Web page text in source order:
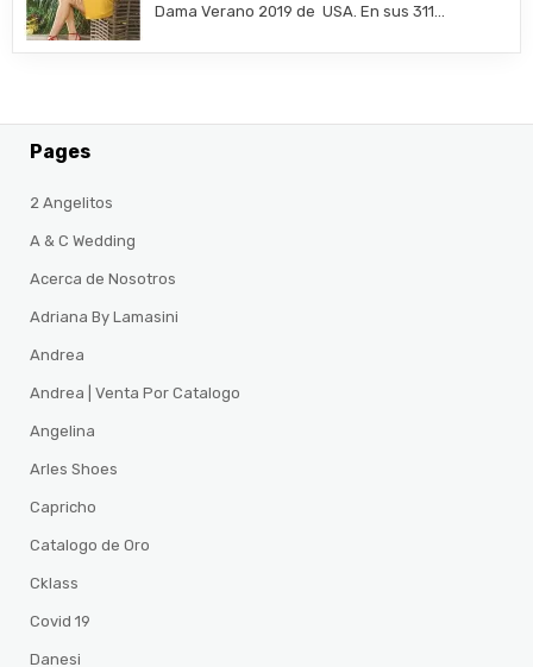
Dama Verano 2019 de USA. En sus 311…
Pages
2 Angelitos
A & C Wedding
Acerca de Nosotros
Adriana By Lamasini
Andrea
Andrea | Venta Por Catalogo
Angelina
Arles Shoes
Capricho
Catalogo de Oro
Cklass
Covid 19
Danesi